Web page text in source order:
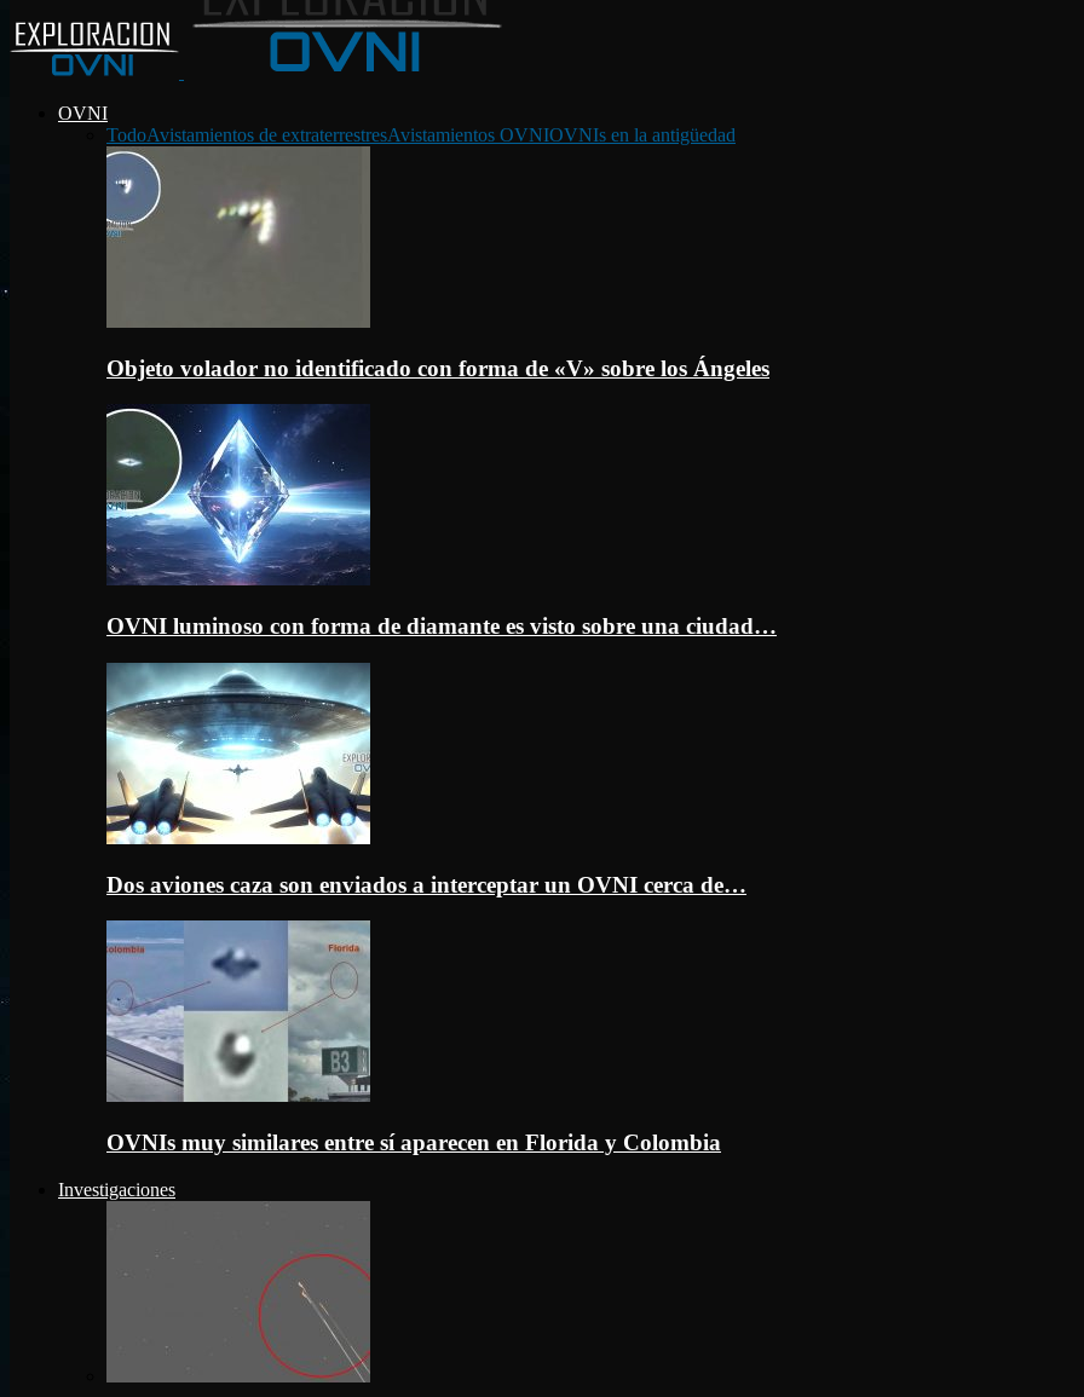
OVNI
TodoAvistamientos de extraterrestresAvistamientos OVNIOVNIs en la antigüedad
Objeto volador no identificado con forma de «V» sobre los Ángeles
OVNI luminoso con forma de diamante es visto sobre una ciudad…
Dos aviones caza son enviados a interceptar un OVNI cerca de…
OVNIs muy similares entre sí aparecen en Florida y Colombia
Investigaciones